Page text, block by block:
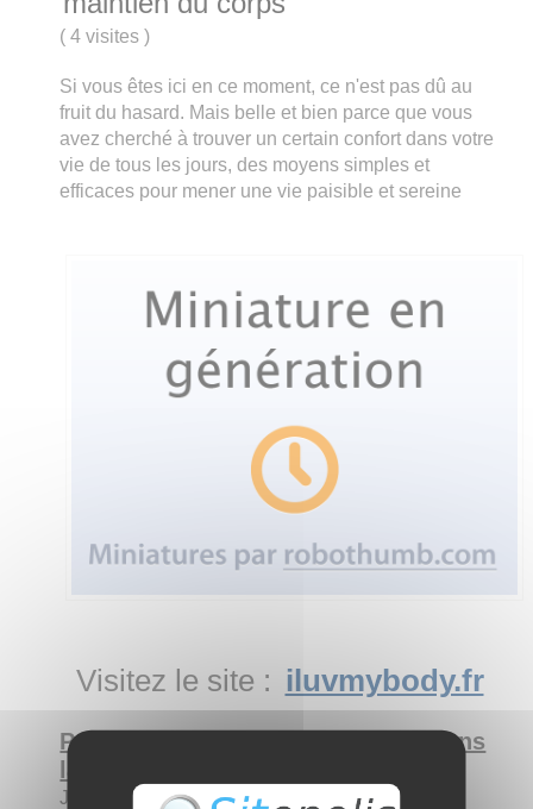
( 4 visites)
Si vous êtes ici en ce moment, ce n'est pas dû au
fruit du hasard. Mais belle et bien parce que vous
avez cherché à trouver un certain confort dans votre
vie de tous les jours, des moyens simples et
efficaces pour mener une vie paisible et sereine
Visitez le site : iluvmybody.fr
Présentez-vous, que faites-vous dans
la vie ?
Je suis un commercent dans la vente en détails